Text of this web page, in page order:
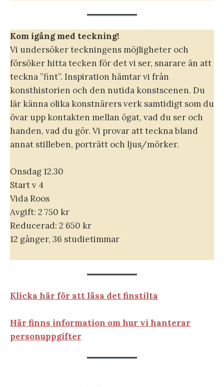
Kom igång med teckning!
Vi undersöker teckningens möjligheter och
försöker hitta tecken för det vi ser, snarare än att
teckna ”fint”. Inspiration hämtar vi från
konsthistorien och den nutida konstscenen. Du
lär känna olika konstnärers verk samtidigt som du
övar upp kontakten mellan ögat, vad du ser och
handen, vad du gör. Vi provar att teckna bland
annat stilleben, porträtt och ljus/mörker.
Onsdag 12.30
Start v 4
Vida Roos
Avgift: 2 750 kr
Reducerad: 2 650 kr
12 gånger, 36 studietimmar
Klicka här för att läsa det finstilta
Här finns information om hur vi hanterar
personuppgifter